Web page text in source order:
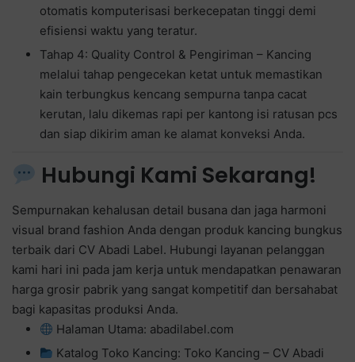
otomatis komputerisasi berkecepatan tinggi demi
efisiensi waktu yang teratur.
Tahap 4: Quality Control & Pengiriman – Kancing
melalui tahap pengecekan ketat untuk memastikan
kain terbungkus kencang sempurna tanpa cacat
kerutan, lalu dikemas rapi per kantong isi ratusan pcs
dan siap dikirim aman ke alamat konveksi Anda.
Hubungi Kami Sekarang!
Sempurnakan kehalusan detail busana dan jaga harmoni
visual brand fashion Anda dengan produk kancing bungkus
terbaik dari CV Abadi Label. Hubungi layanan pelanggan
kami hari ini pada jam kerja untuk mendapatkan penawaran
harga grosir pabrik yang sangat kompetitif dan bersahabat
bagi kapasitas produksi Anda.
Halaman Utama: abadilabel.com
Katalog Toko Kancing: Toko Kancing – CV Abadi